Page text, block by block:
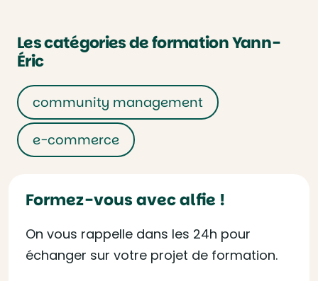
Les catégories de formation Yann-
Éric
community management
e-commerce
Formez-vous avec alfie !
On vous rappelle dans les 24h pour
échanger sur votre projet de formation.